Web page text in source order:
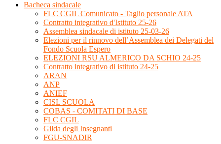
Bacheca sindacale
FLC CGIL Comunicato - Taglio personale ATA
Contratto integrativo d'Istituto 25-26
Assemblea sindacale di istituto 25-03-26
Elezioni per il rinnovo dell’Assemblea dei Delegati del
Fondo Scuola Espero
ELEZIONI RSU ALMERICO DA SCHIO 24-25
Contratto integrativo di istituto 24-25
ARAN
ANP
ANIEF
CISL SCUOLA
COBAS - COMITATI DI BASE
FLC CGIL
Gilda degli Insegnanti
FGU-SNADIR